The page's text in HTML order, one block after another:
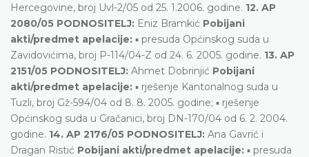
Hercegovine, broj Uvl-2/05 od 25. 1.2006. godine. 12. AP
2080/05 PODNOSITELJ: Eniz Bramkić Pobijani
akti/predmet apelacije: ▪ presuda Općinskog suda u
Zavidovićima, broj P-114/04-Z od 24. 6. 2005. godine. 13. AP
2151/05 PODNOSITELJ: Ahmet Dobrinjić Pobijani
akti/predmet apelacije: ▪ rješenje Kantonalnog suda u
Tuzli, broj Gž-594/04 od 8. 8. 2005. godine; ▪ rješenje
Općinskog suda u Gračanici, broj DN-170/04 od 6. 2. 2004.
godine. 14. AP 2176/05 PODNOSITELJ: Ana Gavrić i
Dragan Ristić Pobijani akti/predmet apelacije: ▪ presuda